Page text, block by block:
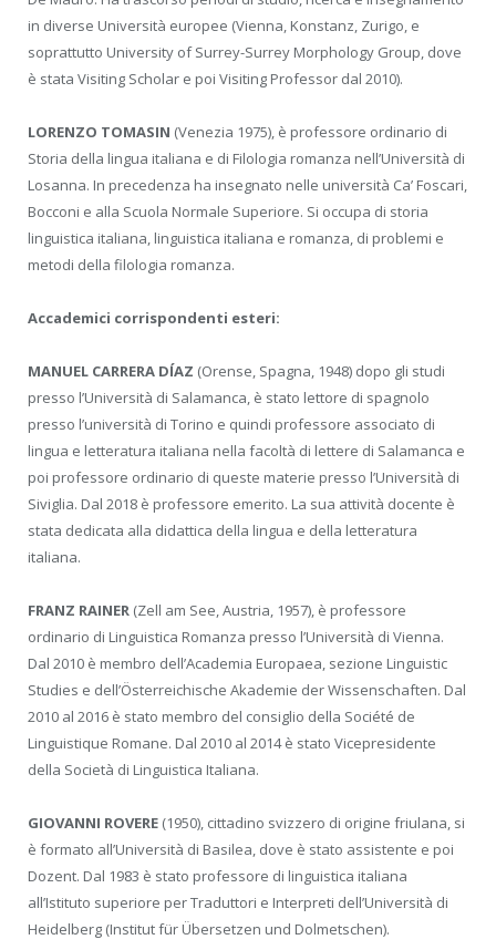
in diverse Università europee (Vienna, Konstanz, Zurigo, e
soprattutto University of Surrey-Surrey Morphology Group, dove
è stata Visiting Scholar e poi Visiting Professor dal 2010).
LORENZO TOMASIN (Venezia 1975), è professore ordinario di
Storia della lingua italiana e di Filologia romanza nell’Università di
Losanna. In precedenza ha insegnato nelle università Ca’ Foscari,
Bocconi e alla Scuola Normale Superiore. Si occupa di storia
linguistica italiana, linguistica italiana e romanza, di problemi e
metodi della filologia romanza.
Accademici corrispondenti esteri:
MANUEL CARRERA DÍAZ (Orense, Spagna, 1948) dopo gli studi
presso l’Università di Salamanca, è stato lettore di spagnolo
presso l’università di Torino e quindi professore associato di
lingua e letteratura italiana nella facoltà di lettere di Salamanca e
poi professore ordinario di queste materie presso l’Università di
Siviglia. Dal 2018 è professore emerito. La sua attività docente è
stata dedicata alla didattica della lingua e della letteratura
italiana.
FRANZ RAINER (Zell am See, Austria, 1957), è professore
ordinario di Linguistica Romanza presso l’Università di Vienna.
Dal 2010 è membro dell’Academia Europaea, sezione Linguistic
Studies e dell’Österreichische Akademie der Wissenschaften. Dal
2010 al 2016 è stato membro del consiglio della Société de
Linguistique Romane. Dal 2010 al 2014 è stato Vicepresidente
della Società di Linguistica Italiana.
GIOVANNI ROVERE (1950), cittadino svizzero di origine friulana, si
è formato all’Università di Basilea, dove è stato assistente e poi
Dozent. Dal 1983 è stato professore di linguistica italiana
all’Istituto superiore per Traduttori e Interpreti dell’Università di
Heidelberg (Institut für Übersetzen und Dolmetschen).